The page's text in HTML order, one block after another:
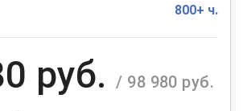
800+ ч.
руб. / 98 980 руб.